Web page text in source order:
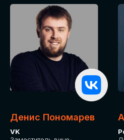
Денис Пономарев
VK